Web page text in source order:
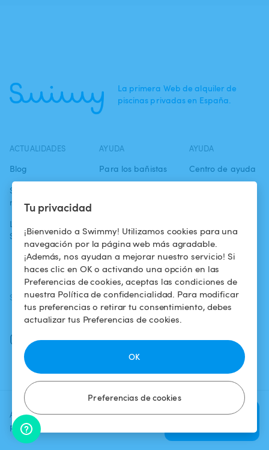
Tu privacidad
¡Bienvenido a Swimmy! Utilizamos cookies para una
navegación por la página web más agradable.
¡Además, nos ayudan a mejorar nuestro servicio! Si
haces clic en OK o activando una opción en las
Preferencias de cookies, aceptas las condiciones de
nuestra Política de confidencialidad. Para modificar
tus preferencias o retirar tu consentimiento, debes
actualizar tus Preferencias de cookies.
Preferencias de cookies
OK
Agrega una fecha y un horario
para ver el precio
Verificar
La primera Web de alquiler de
piscinas privadas en España.
ACTUALIDADES
Blog
Swimmy en los
medios
La aventura
Swimmy
AYUDA
Para los bañistas
piscina
¿Cómo funciona?
AYUDA
Centro de ayuda
confidencialidad
Aviso legal
SÍGUENOS
Facebook
Instagram
DESCARGAR LA APP